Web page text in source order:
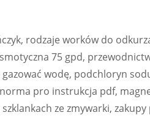
rodzaje worków do
75 gpd,
wodę, podchloryn
pro instrukcja pdf,
szklankach ze zmywarki,